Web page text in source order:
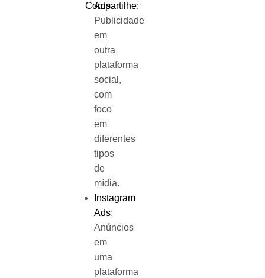
Ads:
Publicidade
em
outra
plataforma
social,
com
foco
em
diferentes
tipos
de
mídia.
Instagram
Ads:
Anúncios
em
uma
plataforma
Compartilhe: